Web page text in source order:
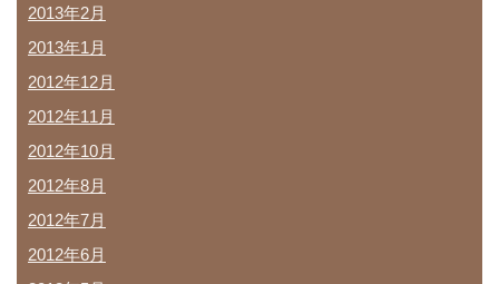
2013年2月
2013年1月
2012年12月
2012年11月
2012年10月
2012年8月
2012年7月
2012年6月